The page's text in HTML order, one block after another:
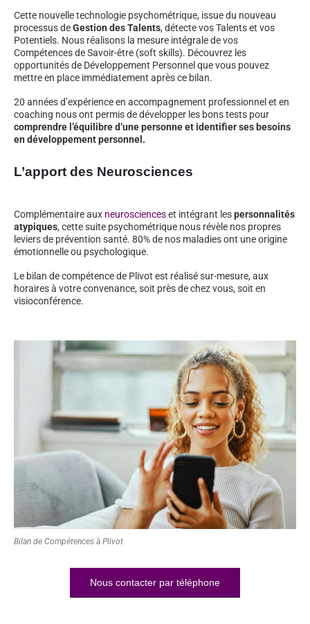
Cette nouvelle technologie psychométrique, issue du nouveau
processus deGestion des Talents, détecte vos Talents et vos
Potentiels. Nous réalisons la mesure intégrale de vos
Compétences de Savoir-être (soft skills). Découvrez les
opportunités de Développement Personnel que vous pouvez
mettre en place immédiatement après ce bilan.
20 années d’expérience en accompagnement professionnel et en
coaching nous ont permis de développer les bons tests pour
comprendre l’équilibre d’une personne et identifier ses besoins
en développement personnel.
L’apport des Neurosciences
Complémentaire aux neuroscienceset intégrant lespersonnalités
atypiques, cette suite psychométrique nous révèle nos propres
leviers de prévention santé. 80% de nos maladies ont une origine
émotionnelle ou psychologique.
Le bilan de compétence de Plivot est réalisé sur-mesure, aux
horaires à votre convenance, soit près de chez vous, soit en
visioconférence.
Bilan de Compétences à Plivot
Nous contacter par téléphone